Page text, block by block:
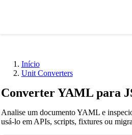
Início
Unit Converters
Converter YAML para
Analise um documento YAML e
usá-lo em APIs, scripts, fixtures ou